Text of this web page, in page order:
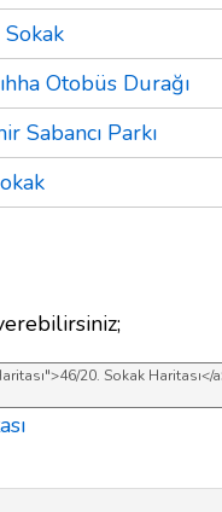
Otobüs Durağı
Sabancı Parkı